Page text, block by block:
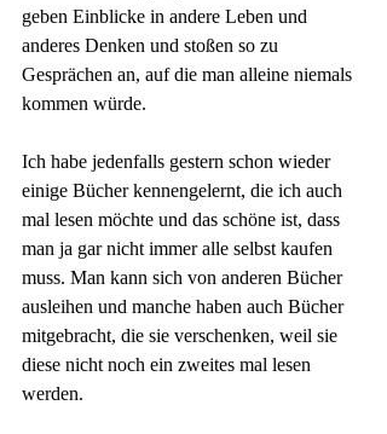
geben Einblicke in andere Leben und
anderes Denken und stoßen so zu
Gesprächen an, auf die man alleine niemals
kommen würde.
Ich habe jedenfalls gestern schon wieder
einige Bücher kennengelernt, die ich auch
mal lesen möchte und das schöne ist, dass
man ja gar nicht immer alle selbst kaufen
muss. Man kann sich von anderen Bücher
ausleihen und manche haben auch Bücher
mitgebracht, die sie verschenken, weil sie
diese nicht noch ein zweites mal lesen
werden.